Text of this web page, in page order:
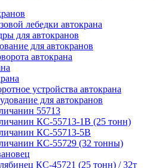
лебедки автокрана
для автокранов
для автокранов
автокрана
устройства автокрана
для автокранов
55713
КС-55713-1В (25 тонн)
КС-55713-5В
КС-55729 (32 тонны)
КС-45721 (25 тонн) / 32т